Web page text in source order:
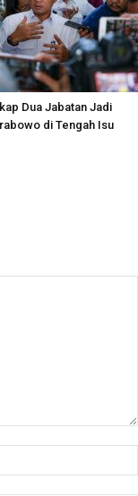
Dua Jabatan Jadi
di Tengah Isu